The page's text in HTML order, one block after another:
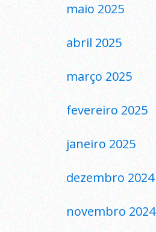
maio 2025
abril 2025
março 2025
fevereiro 2025
janeiro 2025
dezembro 2024
novembro 2024